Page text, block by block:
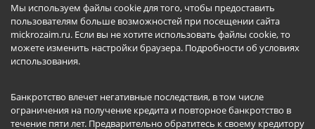
Мы используем файлы cookie для того, чтобы предоставить
пользователям больше возможностей при посещении сайта
mickrozaim.ru. Если вы не хотите использовать файлы cookie, то
можете изменить настройки браузера. Подробности об условиях
использования.
Банкротство влечет негативные последствия, в том числе
ограничения на получение кредита и повторное банкротство в
течение пяти лет. Предварительно обратитесь к своему кредитору